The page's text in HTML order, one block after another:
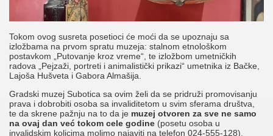
Tokom ovog susreta posetioci će moći da se upoznaju sa
izložbama na prvom spratu muzeja: stalnom etnološkom
postavkom „Putovanje kroz vreme“, te izložbom umetničkih
radova „Pejzaži, portreti i animalistički prikazi“ umetnika iz Bačke,
Lajoša Hušveta i Gabora Almašija.
Gradski muzej Subotica sa ovim želi da se pridruži promovisanju
prava i dobrobiti osoba sa invaliditetom u svim sferama društva,
te da skrene pažnju na to da je muzej otvoren za sve ne samo
na ovaj dan već tokom cele godine (posetu osoba u
invalidskim kolicima molimo najaviti na telefon 024-555-128).